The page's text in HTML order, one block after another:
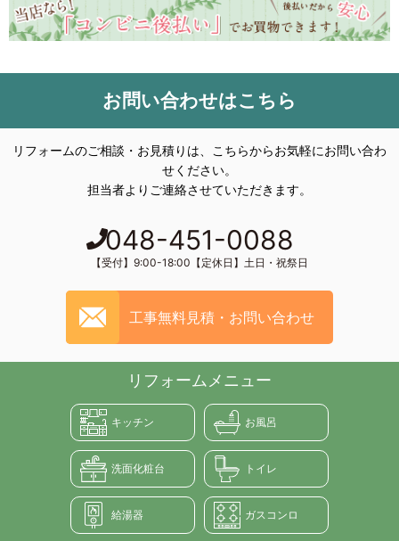
お問い合わせはこちら
リフォームのご相談・お見積りは、こちらからお気軽にお問い合わ
せください。
担当者よりご連絡させていただきます。
048-451-0088
【受付】9:00-18:00【定休日】土日・祝祭日
工事無料見積・お問い合わせ
リフォームメニュー
キッチン お風呂
洗面化粧台 トイレ
給湯器 ガスコンロ